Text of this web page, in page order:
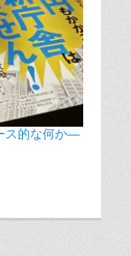
ス的な何か―